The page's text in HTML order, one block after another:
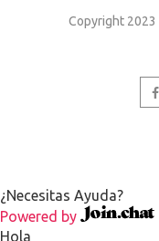
Copyright 2023 |
¿Necesitas Ayuda?
Powered by
Hola